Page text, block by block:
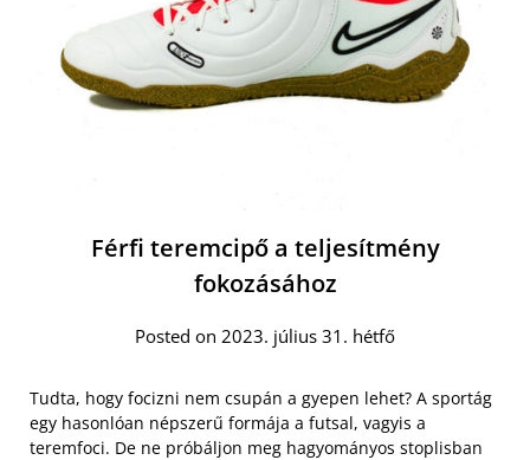
Férfi teremcipő a teljesítmény
fokozásához
Posted on 2023. július 31. hétfő
Tudta, hogy focizni nem csupán a gyepen lehet? A sportág
egy hasonlóan népszerű formája a futsal, vagyis a
teremfoci. De ne próbáljon meg hagyományos stoplisban